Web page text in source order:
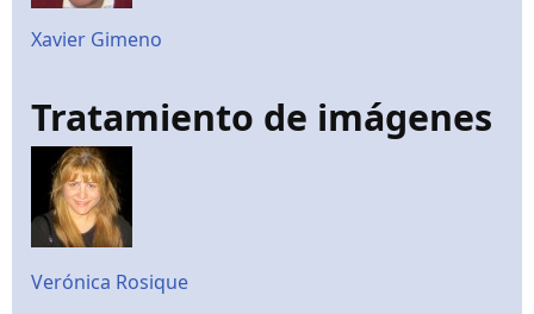
Xavier Gimeno
Tratamiento de imágenes
Verónica Rosique